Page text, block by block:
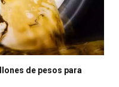
de pesos para